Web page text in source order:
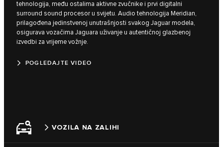
tehnologija, među ostalima aktivne zvučnike i prvi digitalni
surround sound procesor u svijetu. Audio tehnologija Meridian,
prilagođena jedinstvenoj unutrašnjosti svakog Jaguar modela,
osigurava vozačima Jaguara uživanje u autentičnoj glazbenoj
izvedbi za vrijeme vožnje.
POGLEDAJTE VIDEO
VOZILA NA ZALIHI